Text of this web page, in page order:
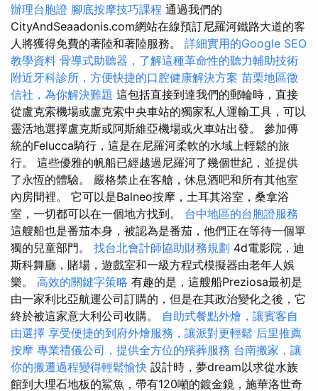
辦理台胞證 腳底按摩技巧課程 通過我們的
CityAndSeaadonis.com網站在線預訂尼羅河鐵路大道的客
人將獲得免費的著陸和著陸服務。 詳細實用的Google SEO
教學資料 骨導式助聽器，了解這種革命性的聽力輔助技術
附近牙科診所，方便快捷的口腔健康解決方案 苗栗地區徵
信社，為你解決難題 這包括直接到達我們的郵輪時，直接
從盧克索機場或盧克索中央車站的獨家私人運輸工具，可以
靈活地選擇盧克斯或阿斯維亞機場或火車站出發。 參加傳
統的Felucca騎行，這是在尼羅河柔軟的水域上輕鬆的旅
行。 這些優雅的帆船已經越過尼羅河了幾個世紀，並提供
了永恆的體驗。 嚴格禁止在客艙，休息酒吧和所有其他室
內房間裡。 它可以是Balneo按摩，土耳其浴室，桑拿浴
室，一切都可以在一個地方找到。 台中地區的台胞證服務
這艘船也是番茄本身，被認為是番茄，他們正在等待一個單
獨的兒童部門。 找台北會計師協助財務規劃 4d電影院，迪
斯科舞廳，賭場，遊戲室和一級方程式模擬器由老年人娛
樂。 高效的關鍵字策略 有趣的是，這艘船Preziosa最初是
由一家利比亞航運公司訂購的，但是在其政治變化之後，它
終於被這家意大利公司收購。 自助式餐點外燴，讓賓客自
由選擇 享受便捷的到府外燴服務，讓派對更輕鬆 后里推薦
按摩 專業禮儀公司，提供全方位的殯葬服務 台南搬家，讓
你的搬遷過程變得輕鬆愉快 設計時，夢dream以求從水族
館到大理石地板的鯊魚，帶有120噸的鍍金鏡，施華洛世奇